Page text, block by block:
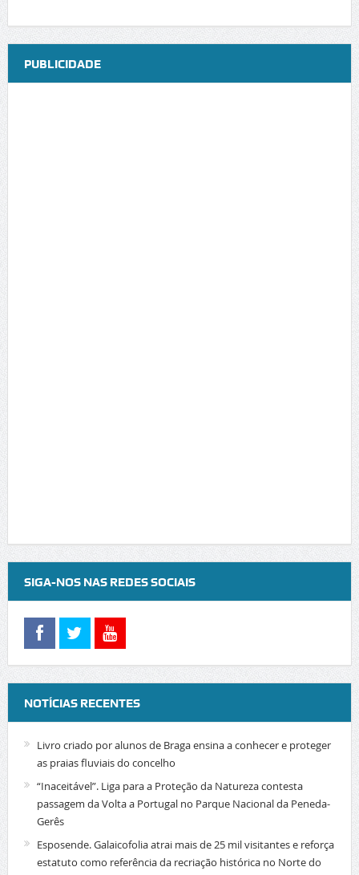
PUBLICIDADE
SIGA-NOS NAS REDES SOCIAIS
NOTÍCIAS RECENTES
Livro criado por alunos de Braga ensina a conhecer e proteger
as praias fluviais do concelho
“Inaceitável”. Liga para a Proteção da Natureza contesta
passagem da Volta a Portugal no Parque Nacional da Peneda-
Gerês
Esposende. Galaicofolia atrai mais de 25 mil visitantes e reforça
estatuto como referência da recriação histórica no Norte do